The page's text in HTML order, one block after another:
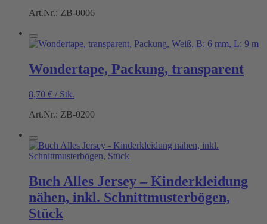
Art.Nr.: ZB-0006
Wondertape, Packung, transparent
8,70 € / Stk.
Art.Nr.: ZB-0200
Buch Alles Jersey – Kinderkleidung
nähen, inkl. Schnittmusterbögen,
Stück